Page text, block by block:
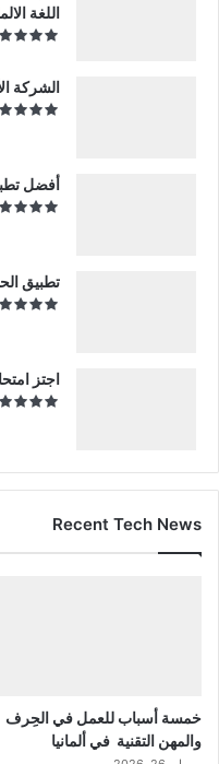
اللغة
الشركة
أفضل
تطبيق
اجتز
Recent Tech News
خمسة أسباب للعمل في الحِرف
والمهن التقنية في ألمانيا